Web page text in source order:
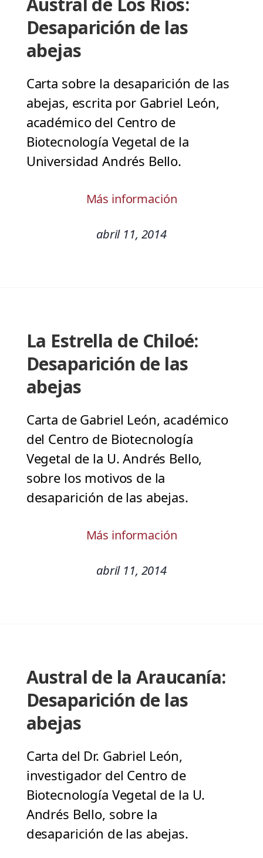
Desaparición de las
abejas
Carta sobre la desaparición de las
abejas, escrita por Gabriel León,
académico del Centro de
Biotecnología Vegetal de la
Universidad Andrés Bello.
Más información
abril 11, 2014
La Estrella de Chiloé:
Desaparición de las
abejas
Carta de Gabriel León, académico
del Centro de Biotecnología
Vegetal de la U. Andrés Bello,
sobre los motivos de la
desaparición de las abejas.
Más información
abril 11, 2014
Austral de la Araucanía:
Desaparición de las
abejas
Carta del Dr. Gabriel León,
investigador del Centro de
Biotecnología Vegetal de la U.
Andrés Bello, sobre la
desaparición de las abejas.